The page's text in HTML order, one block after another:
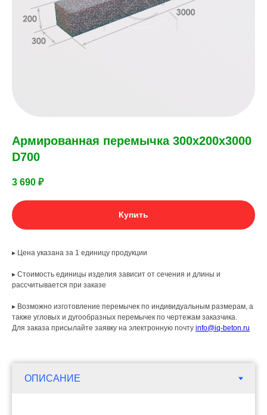
Армированная перемычка 300х200х3000
D700
3 690 ₽
Купить
▸ Цена указана за 1 единицу продукции
▸ Стоимость единицы изделия зависит от сечения и длины и
рассчитывается при заказе
▸ Возможно изготовление перемычек по индивидуальным размерам, а
также угловых и дугообразных перемычек по чертежам заказчика.
Для заказа присылайте заявку на электронную почту info@iq-beton.ru